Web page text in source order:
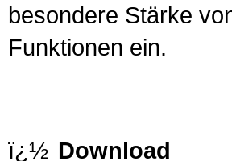
besondere Stärke
Funktionen ein.
ï¿½ Download